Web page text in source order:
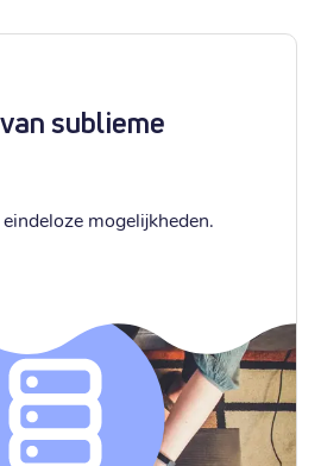
sublieme
mogelijkheden.